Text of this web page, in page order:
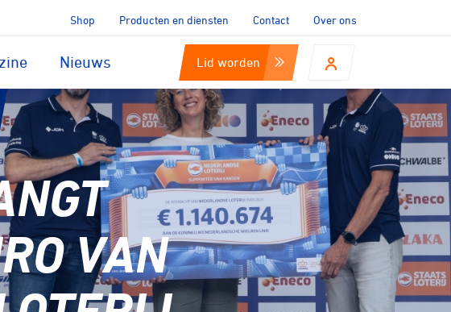
Shop Producten en diensten Contact Over ons
Nieuws Lid worden
VAN